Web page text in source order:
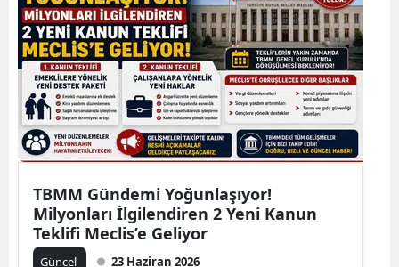
TBMM Gündemi Yoğunlaşıyor!
Milyonları İlgilendiren 2 Yeni Kanun
Teklifi Meclis’e Geliyor
Güncel 23 Haziran 2026